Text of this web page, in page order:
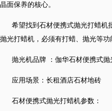
晶面保养的核心。
希望找到石材便携式抛光打蜡机
抛光打蜡机，必须有打蜡、抛光等功
抛光机品牌 ：伽华石材便携式抛
应用场景：长租酒店石材地砖
石材便携式抛光打蜡机参数：